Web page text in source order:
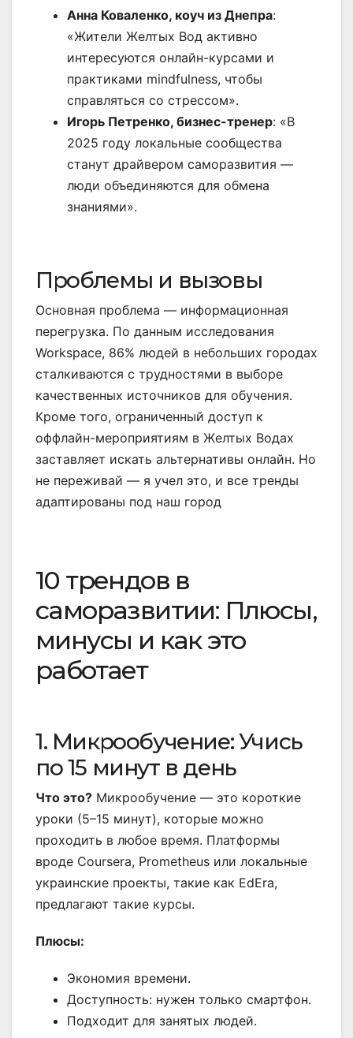
Анна Коваленко, коуч из Днепра:
«Жители Желтых Вод активно
интересуются онлайн-курсами и
практиками mindfulness, чтобы
справляться со стрессом».
Игорь Петренко, бизнес-тренер: «В
2025 году локальные сообщества
станут драйвером саморазвития —
люди объединяются для обмена
знаниями».
Проблемы и вызовы
Основная проблема — информационная
перегрузка. По данным исследования
Workspace, 86% людей в небольших городах
сталкиваются с трудностями в выборе
качественных источников для обучения.
Кроме того, ограниченный доступ к
оффлайн-мероприятиям в Желтых Водах
заставляет искать альтернативы онлайн. Но
не переживай — я учел это, и все тренды
адаптированы под наш город
10 трендов в
саморазвитии: Плюсы,
минусы и как это
работает
1. Микрообучение: Учись
по 15 минут в день
Что это? Микрообучение — это короткие
уроки (5–15 минут), которые можно
проходить в любое время. Платформы
вроде Coursera, Prometheus или локальные
украинские проекты, такие как EdEra,
предлагают такие курсы.
Плюсы:
Экономия времени.
Доступность: нужен только смартфон.
Подходит для занятых людей.